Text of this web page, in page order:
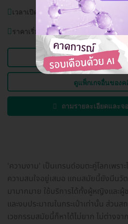
เวลาเปิดบริการ:วันจันทร์ - วันอาทิตย์
ราคาเริ่มต้นที่3,000 บาท
ดูข้อมูลคลินิก
ดูแพ็กเกจอื่นของ
ถามรายละเอียดและจ
'ความงาม' เป็นเทรนด์อมตะคู่โลกเพร
ความสนใจอยู่เสมอ แถมสมัยนี้ยังมีนวั
มามากมาย ใช้บริการได้ทั้งผู้หญิงและ
และงบประมาณในกระเป๋าเท่านั้น ส่วน
เวชกรรมสมัยนี้ก็หาได้ไม่ยาก ไม่ต่างจา